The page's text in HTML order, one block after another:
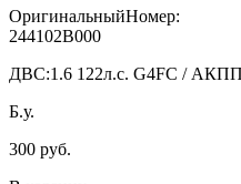
ОригинальныйНомер:
244102B000
ДВС:1.6 122л.с. G4FC /
Б.у.
300 руб.